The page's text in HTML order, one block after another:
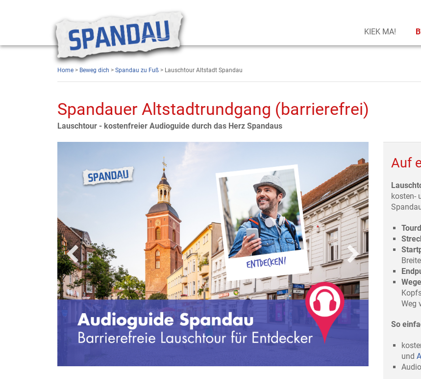
KIEK MA!
Home > Beweg dich > Spandau zu Fuß > Lauschtour Altstadt Spandau
Spandauer Altstadtrundgang (barrierefrei)
Lauschtour - kostenfreier Audioguide durch das Herz Spandaus
Auf
kosten-
Weg
So
und